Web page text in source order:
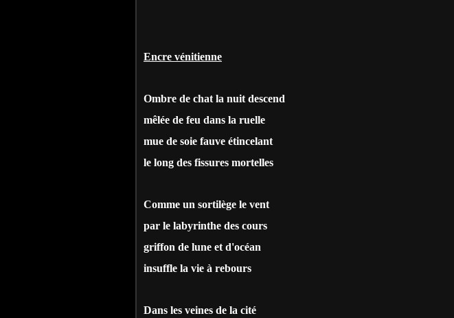
Encre vénitienne
Ombre de chat la nuit descend
mêlée de feu dans la ruelle
mue de soie fauve étincelant
le long des fissures mortelles
Comme un sortilège le vent
par le labyrinthe des cours
griffon de lune et d'océan
insuffle la vie à rebours
Dans les veines de la cité